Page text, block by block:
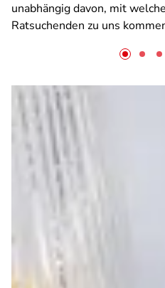
unabhängig davon, mit
Ratsuchenden zu uns